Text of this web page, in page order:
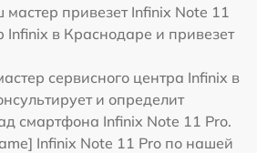
мастер привезет Infinix Note 11
Infinix в Краснодаре и привезет
сервисного центра Infinix в
и определит
смартфона Infinix Note 11 Pro.
Infinix Note 11 Pro по нашей